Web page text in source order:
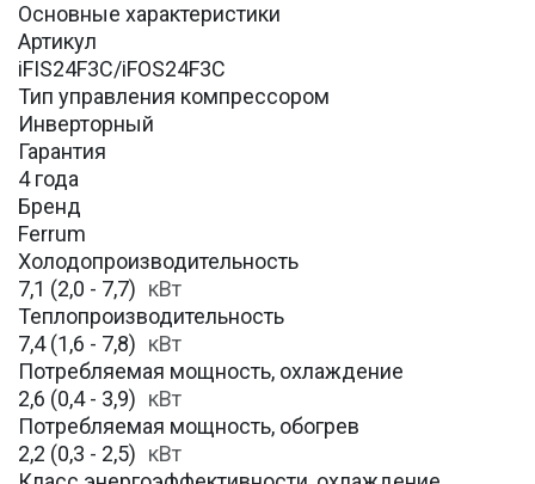
Основные характеристики
Артикул
iFIS24F3C/iFOS24F3C
Тип управления компрессором
Инверторный
Гарантия
4 года
Бренд
Ferrum
Холодопроизводительность
7,1 (2,0 - 7,7) кВт
Теплопроизводительность
7,4 (1,6 - 7,8) кВт
Потребляемая мощность, охлаждение
2,6 (0,4 - 3,9) кВт
Потребляемая мощность, обогрев
2,2 (0,3 - 2,5) кВт